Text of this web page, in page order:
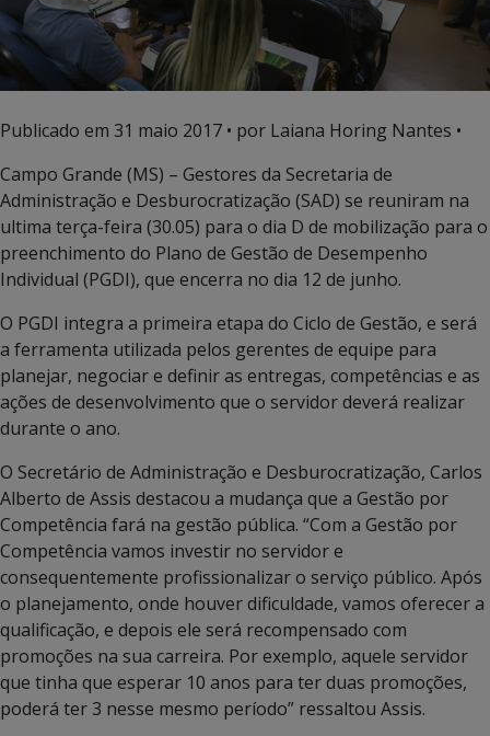
Publicado em 31 maio 2017 • por Laiana Horing Nantes •
Campo Grande (MS) – Gestores da Secretaria de
Administração e Desburocratização (SAD) se reuniram na
ultima terça-feira (30.05) para o dia D de mobilização para o
preenchimento do Plano de Gestão de Desempenho
Individual (PGDI), que encerra no dia 12 de junho.
O PGDI integra a primeira etapa do Ciclo de Gestão, e será
a ferramenta utilizada pelos gerentes de equipe para
planejar, negociar e definir as entregas, competências e as
ações de desenvolvimento que o servidor deverá realizar
durante o ano.
O Secretário de Administração e Desburocratização, Carlos
Alberto de Assis destacou a mudança que a Gestão por
Competência fará na gestão pública. “Com a Gestão por
Competência vamos investir no servidor e
consequentemente profissionalizar o serviço público. Após
o planejamento, onde houver dificuldade, vamos oferecer a
qualificação, e depois ele será recompensado com
promoções na sua carreira. Por exemplo, aquele servidor
que tinha que esperar 10 anos para ter duas promoções,
poderá ter 3 nesse mesmo período” ressaltou Assis.